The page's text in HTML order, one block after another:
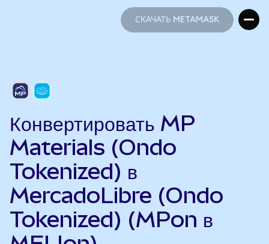
СКАЧАТЬ METAMASK
Конвертировать MP
Materials (Ondo
Tokenized) в
MercadoLibre (Ondo
Tokenized) (MPon в